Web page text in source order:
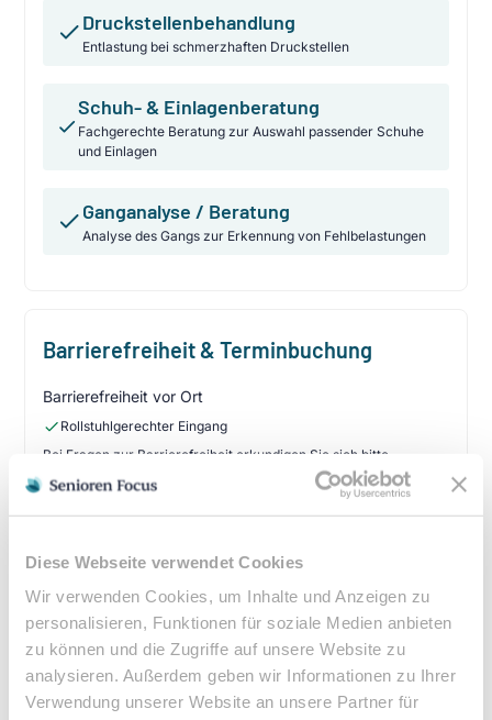
Diese Webseite verwendet Cookies
Wir verwenden Cookies, um Inhalte und Anzeigen zu
personalisieren, Funktionen für soziale Medien anbieten
zu können und die Zugriffe auf unsere Website zu
analysieren. Außerdem geben wir Informationen zu Ihrer
Verwendung unserer Website an unsere Partner für
Druckstellenbehandlung
Entlastung bei schmerzhaften Druckstellen
Schuh- & Einlagenberatung
Fachgerechte Beratung zur Auswahl passender Schuhe
und Einlagen
Ganganalyse / Beratung
Analyse des Gangs zur Erkennung von Fehlbelastungen
Barrierefreiheit & Terminbuchung
Barrierefreiheit vor Ort
Rollstuhlgerechter Eingang
Bei Fragen zur Barrierefreiheit erkundigen Sie sich bitte
•Termin erforderlich
•
Terminvereinbarung empfohlen
Kassenleistung & Verordnung